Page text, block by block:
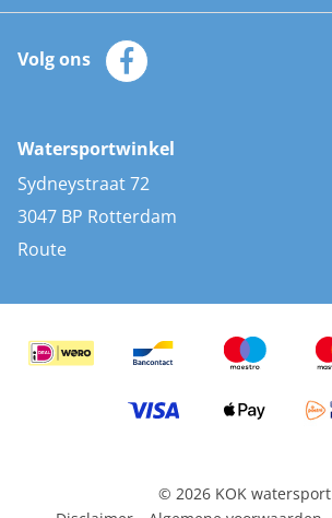
Automatische reddingsvesten
Zeilkleding
Zonnepanelen
AIS transponders
Stootwillen en fenders
Bootkussens
Zwemtrappen
Klantenservice
Merken
Volg ons
Watersportwinkel
Sydneystraat 72
3047 BP Rotterdam
Route
© 2026 KOK watersport